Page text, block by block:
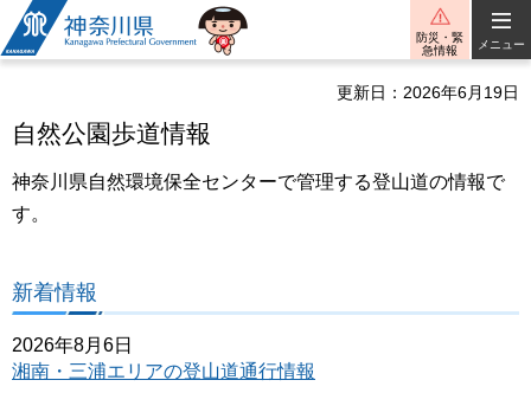
神奈川県
防災・緊
急情報
メニュー
更新日：2026年6月19日
自然公園歩道情報
神奈川県自然環境保全センターで管理する登山道の情報で
す。
新着情報
2026年8月6日
湘南・三浦エリアの登山道通行情報